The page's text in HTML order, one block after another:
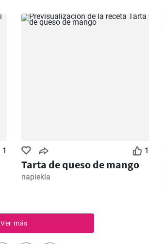
1 1
Tarta de queso de mango
napiekla
Ver más